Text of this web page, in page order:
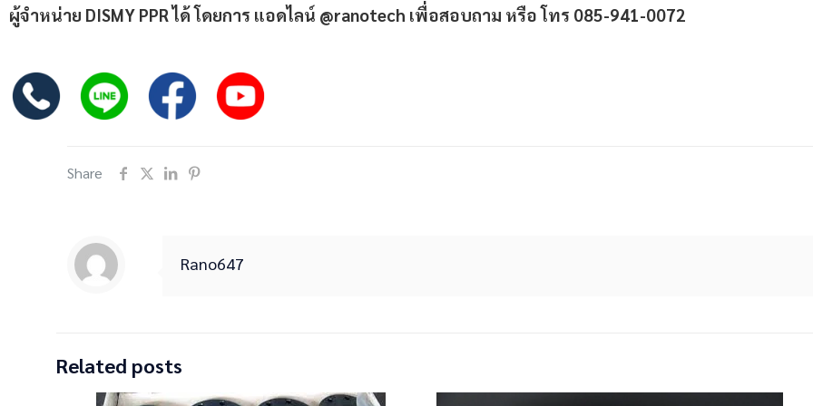
ผู้จำหน่าย DISMY PPR ได้ โดยการ แอดไลน์ @ranotech เพื่อสอบถาม หรือ โทร 085-941-0072
Share
Rano647
Related posts